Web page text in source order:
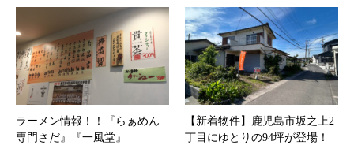
ラーメン情報！！『らぁめん
専門さだ』『一風堂』
【新着物件】鹿児島市坂之上2
丁目にゆとりの94坪が登場！